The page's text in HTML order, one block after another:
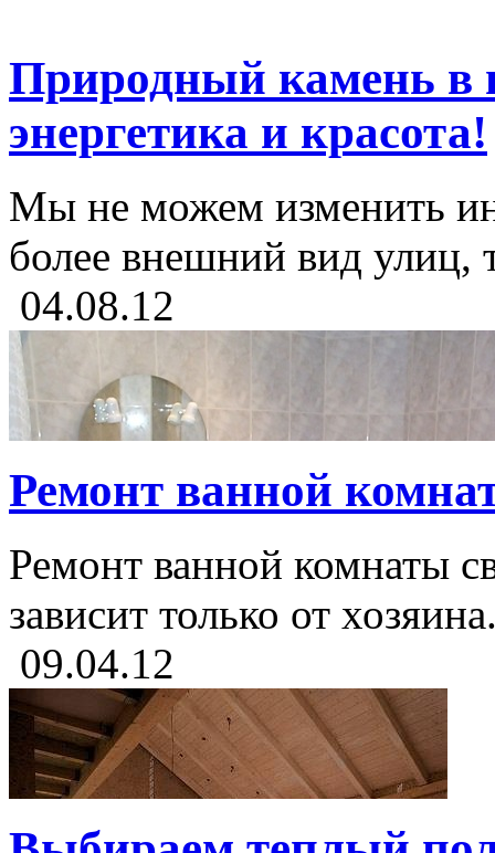
Природный камень в
энергетика и красота!
Мы не можем изменить
более внешний вид улиц,
04.08.12
Ремонт ванной
Ремонт ванной комнаты
зависит только от
09.04.12